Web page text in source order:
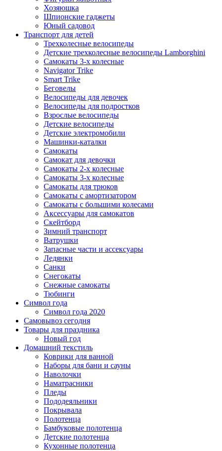
Хозяюшка
Шпионские гаджеты
Юный садовод
Транспорт для детей
Трехколесные велосипеды
Детские трехколесные велосипеды Lamborghini
Самокаты 3-х колесные
Navigator Trike
Smart Trike
Беговелы
Велосипеды для девочек
Велосипеды для подростков
Взрослые велосипеды
Детские велосипеды
Детские электромобили
Машинки-каталки
Самокаты
Самокат для девочки
Самокаты 2-х колесные
Самокаты 3-х колесные
Самокаты для трюков
Самокаты с амортизатором
Самокаты с большими колесами
Аксессуары для самокатов
Скейтборд
Зимний транспорт
Ватрушки
Запасные части и ассексуары
Ледянки
Санки
Снегокаты
Снежные самокаты
Тюбинги
Символ года
Символ года 2020
Самовывоз сегодня
Товары для праздника
Новый год
Домашний текстиль
Коврики для ванной
Наборы для бани и сауны
Наволочки
Наматрасники
Пледы
Пододеяльники
Покрывала
Полотенца
Бамбуковые полотенца
Детские полотенца
Кухонные полотенца